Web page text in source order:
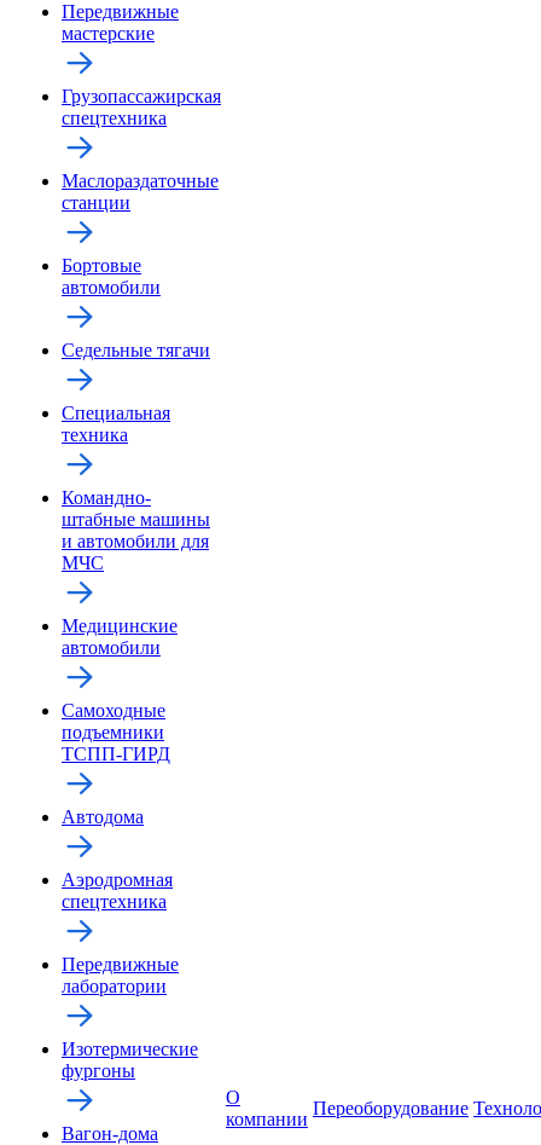
Передвижные
мастерские
Грузопассажирская
спецтехника
Маслораздаточные
станции
Бортовые
автомобили
Седельные тягачи
Специальная
техника
Командно-
штабные машины
и автомобили для
МЧС
Медицинские
автомобили
Самоходные
подъемники
ТСПП-ГИРД
Автодома
Аэродромная
спецтехника
Передвижные
лаборатории
Изотермические
фургоны
Вагон-дома
О
компании
Переоборудование